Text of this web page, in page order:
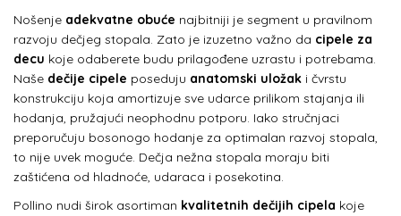
Nošenje adekvatne obuće najbitniji je segment u pravilnom
razvoju dečjeg stopala. Zato je izuzetno važno da cipele za
decu koje odaberete budu prilagođene uzrastu i potrebama.
Naše dečije cipele poseduju anatomski uložak i čvrstu
konstrukciju koja amortizuje sve udarce prilikom stajanja ili
hodanja, pružajući neophodnu potporu. Iako stručnjaci
preporučuju bosonogo hodanje za optimalan razvoj stopala,
to nije uvek moguće. Dečja nežna stopala moraju biti
zaštićena od hladnoće, udaraca i posekotina.
Pollino nudi širok asortiman kvalitetnih dečijih cipela koje